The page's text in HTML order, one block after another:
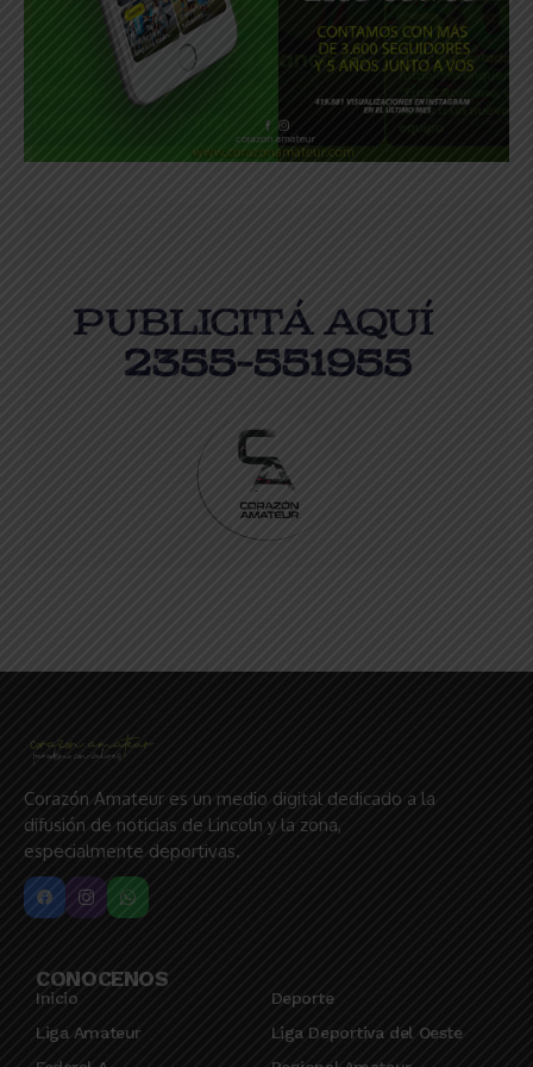
Corazón Amateur es un medio digital dedicado a la
difusión de noticias de Lincoln y la zona,
especialmente deportivas.
CONOCENOS
Inicio
Deporte
Liga Amateur
Liga Deportiva del Oeste